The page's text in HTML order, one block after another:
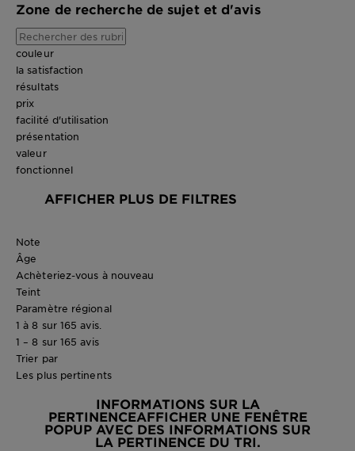
Zone de recherche de sujet et d'avis
couleur
la satisfaction
résultats
prix
facilité d'utilisation
présentation
valeur
fonctionnel
AFFICHER PLUS DE FILTRES
Note
Âge
Achèteriez-vous à nouveau
Teint
Paramètre régional
1 à 8 sur 165 avis.
1 – 8 sur 165 avis
Trier par
Les plus pertinents
INFORMATIONS SUR LA
PERTINENCEAFFICHER UNE FENÊTRE
POPUP AVEC DES INFORMATIONS SUR
LA PERTINENCE DU TRI.